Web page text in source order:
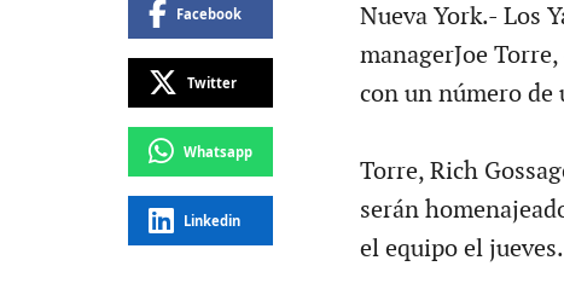
Facebook
Twitter
Whatsapp
Linkedin
Nueva York.- Los
managerJoe
con un número
Torre, Rich
serán
el equipo el jueves.